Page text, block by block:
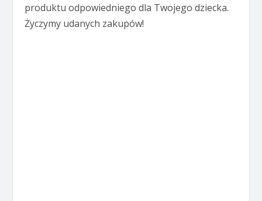
produktu odpowiedniego dla Twojego dziecka.
Życzymy udanych zakupów!